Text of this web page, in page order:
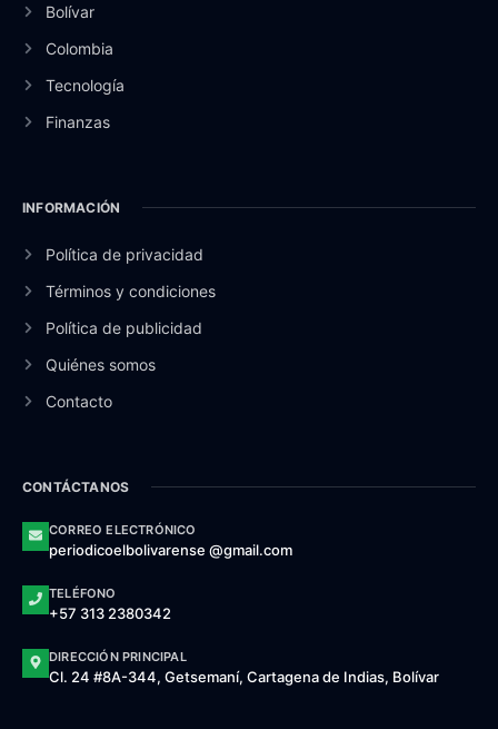
Bolívar
Colombia
Tecnología
Finanzas
INFORMACIÓN
Política de privacidad
Términos y condiciones
Política de publicidad
Quiénes somos
Contacto
CONTÁCTANOS
CORREO ELECTRÓNICO
periodicoelbolivarense @gmail.com
TELÉFONO
+57 313 2380342
DIRECCIÓN PRINCIPAL
Cl. 24 #8A-344, Getsemaní, Cartagena de Indias, Bolívar